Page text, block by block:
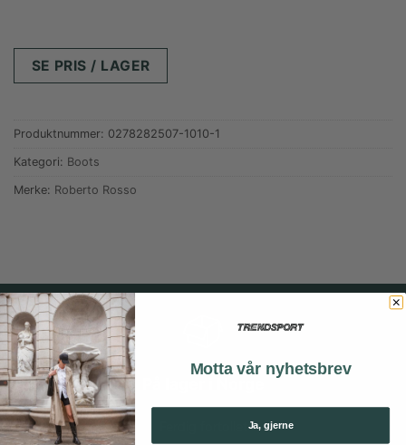
SE PRIS / LAGER
Produktnummer: 0278282507-1010-1
Kategori: Boots
Merke: Roberto Rosso
Motta vår nyhetsbrev
Ja, gjerne